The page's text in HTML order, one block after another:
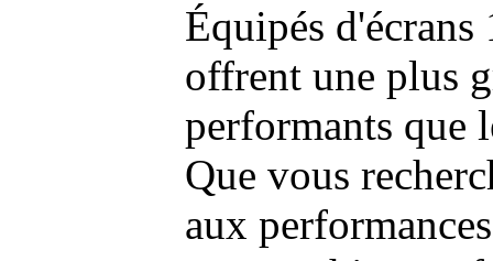
Équipés
offrent une plus
performants que
Que vous
aux